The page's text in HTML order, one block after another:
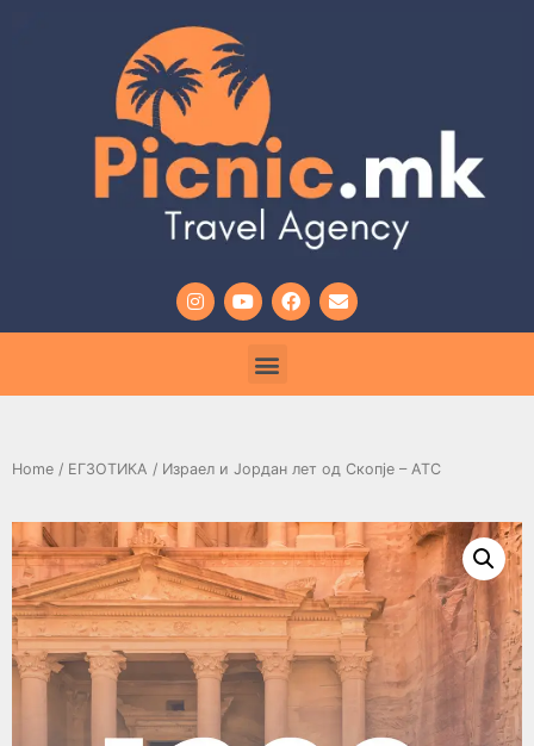
Home / ЕГЗОТИКА / Израел и Јордан лет од Скопје – АТС